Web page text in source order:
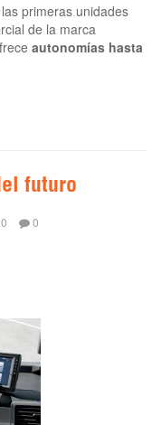
primeras unidades
de la marca
autonomías hasta
futuro
0